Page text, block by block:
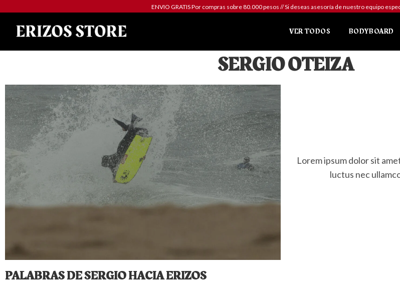
ENVIO GRATIS Por compras sobre 80.000 pesos // Si deseas asesoría de nuestro equipo
VER TODOS BODYBOARD
SERGIO OTEIZA
Lorem ipsum dolor sit
luctus nec
PALABRAS DE SERGIO HACIA ERIZOS